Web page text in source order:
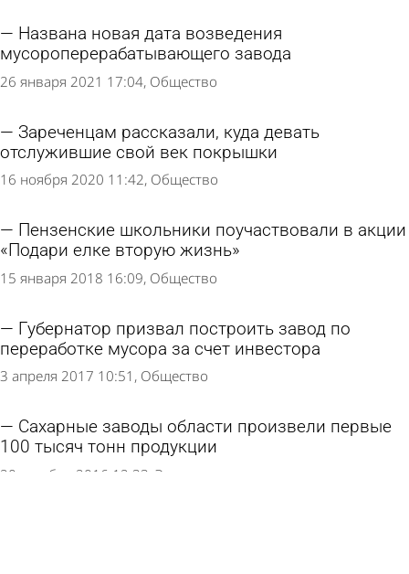
Названа новая дата возведения
мусороперерабатывающего завода
26 января 2021 17:04 Общество
Зареченцам рассказали, куда девать
отслужившие свой век покрышки
16 ноября 2020 11:42 Общество
Пензенские школьники поучаствовали в акции
«Подари елке вторую жизнь»
15 января 2018 16:09 Общество
Губернатор призвал построить завод по
переработке мусора за счет инвестора
3 апреля 2017 10:51 Общество
Сахарные заводы области произвели первые
100 тысяч тонн продукции
20 октября 2016 12:33 Экономика